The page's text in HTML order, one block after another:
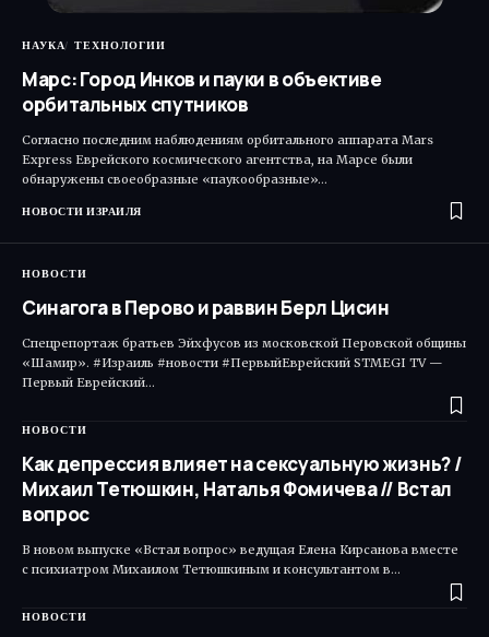
НАУКА ТЕХНОЛОГИИ
Марс: Город Инков и пауки в объективе
орбитальных спутников
Согласно последним наблюдениям орбитального аппарата Mars
Express Еврейского космического агентства, на Марсе были
обнаружены своеобразные «паукообразные»…
НОВОСТИ ИЗРАИЛЯ
НОВОСТИ
Синагога в Перово и раввин Берл Цисин
Спецрепортаж братьев Эйхфусов из московской Перовской общины
«Шамир». #Израиль #новости #ПервыйЕврейский STMEGI TV —
Первый Еврейский…
НОВОСТИ
Как депрессия влияет на сексуальную жизнь? /
Михаил Тетюшкин, Наталья Фомичева // Встал
вопрос
В новом выпуске «Встал вопрос» ведущая Елена Кирсанова вместе
с психиатром Михаилом Тетюшкиным и консультантом в…
НОВОСТИ